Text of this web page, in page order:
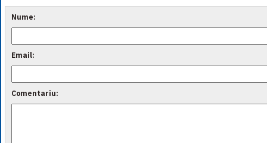
Nume:
Email:
Comentariu: